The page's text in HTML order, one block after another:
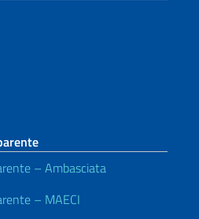
– Ambasciata
– MAECI